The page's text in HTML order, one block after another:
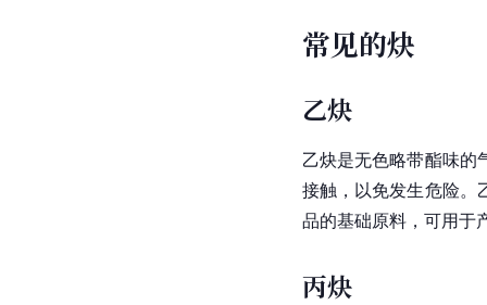
常见的炔
乙炔
乙炔是无色略带酯味的
接触，以免发生危险。
品的基础原料，可用于
丙炔